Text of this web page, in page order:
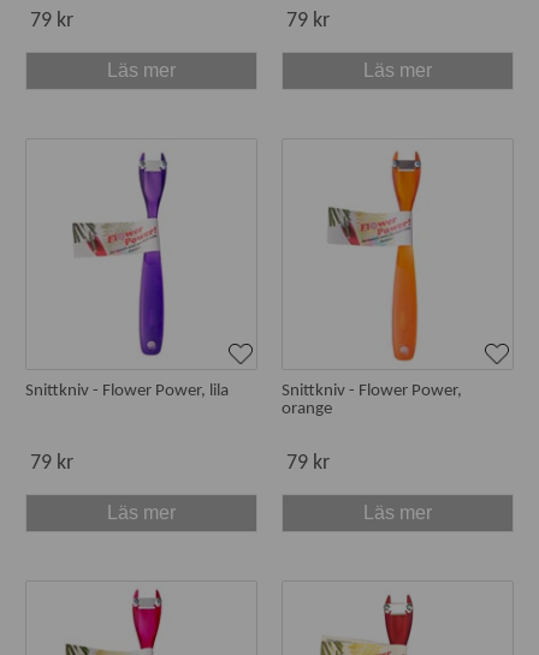
79 kr
Läs mer
79 kr
Läs mer
Snittkniv - Flower Power, lila
79 kr
Läs mer
Snittkniv - Flower Power,
orange
79 kr
Läs mer